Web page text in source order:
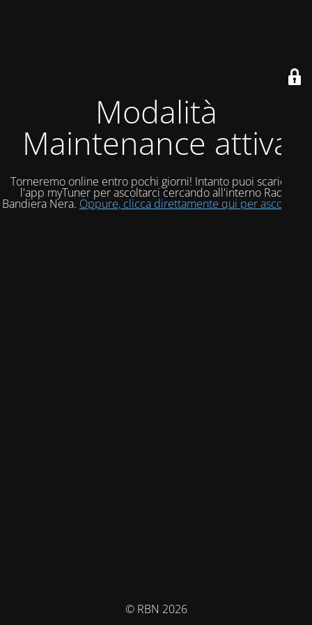
Modalità
Maintenance attiva
Torneremo online entro pochi giorni! Intanto puoi scaricare
l'app myTuner per ascoltarci cercando all'interno Radio
Bandiera Nera. Oppure, clicca direttamente qui per ascoltarci!
© RBN 2026